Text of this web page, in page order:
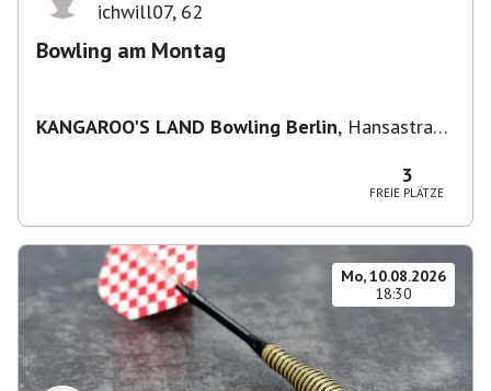
ichwill07, 62
Bowling am Montag
KANGAROO'S LAND Bowling Berlin, Hansastraße
3
FREIE PLÄTZE
Mo, 10.08.2026
18:30